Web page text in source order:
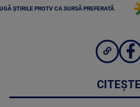
ȘTIRILE PROTV CA SURSĂ PREFERATĂ